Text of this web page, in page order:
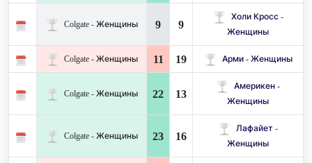
Colgate - Женщины 9 9
Холи Кросс -
Женщины
Colgate - Женщины 11 19 Арми - Женщины
Colgate - Женщины 22 13
Америкен -
Женщины
Colgate - Женщины 23 16
Лафайет -
Женщины